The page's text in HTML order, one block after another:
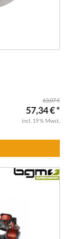
63,07 €
57,34 € *
incl. 19 % Mwst.